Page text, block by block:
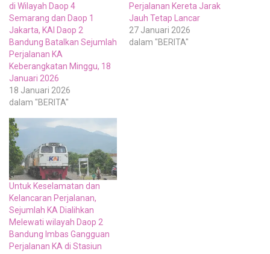
di Wilayah Daop 4
Semarang dan Daop 1
Jakarta, KAI Daop 2
Bandung Batalkan Sejumlah
Perjalanan KA
Keberangkatan Minggu, 18
Januari 2026
18 Januari 2026
dalam "BERITA"
Perjalanan Kereta Jarak
Jauh Tetap Lancar
27 Januari 2026
dalam "BERITA"
Untuk Keselamatan dan
Kelancaran Perjalanan,
Sejumlah KA Dialihkan
Melewati wilayah Daop 2
Bandung Imbas Gangguan
Perjalanan KA di Stasiun